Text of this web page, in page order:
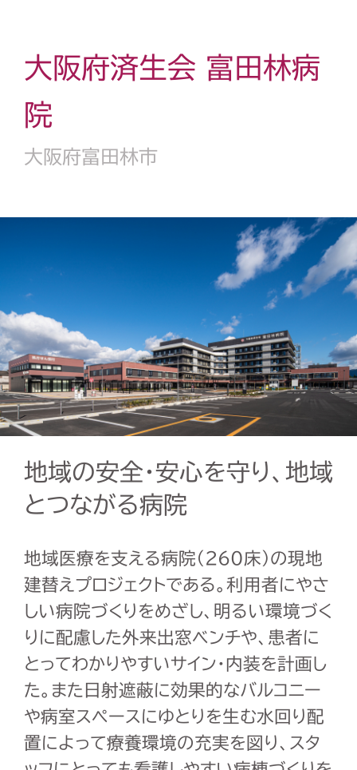
大阪府済生会 富田林病
院
大阪府富田林市
地域の安全・安心を守り、地域
とつながる病院
地域医療を支える病院（260床）の現地
建替えプロジェクトである。利用者にやさ
しい病院づくりをめざし、明るい環境づく
りに配慮した外来出窓ベンチや、患者に
とってわかりやすいサイン・内装を計画し
た。また日射遮蔽に効果的なバルコニー
や病室スペースにゆとりを生む水回り配
置によって療養環境の充実を図り、スタ